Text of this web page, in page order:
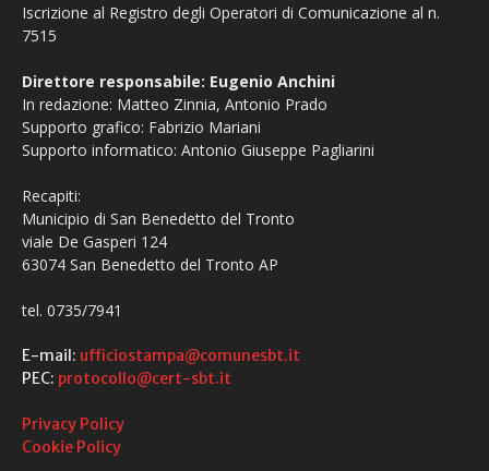
Iscrizione al Registro degli Operatori di Comunicazione al n.
7515
Direttore responsabile: Eugenio Anchini
In redazione: Matteo Zinnia, Antonio Prado
Supporto grafico: Fabrizio Mariani
Supporto informatico: Antonio Giuseppe Pagliarini
Recapiti:
Municipio di San Benedetto del Tronto
viale De Gasperi 124
63074 San Benedetto del Tronto AP
tel. 0735/7941
E-mail: ufficiostampa@comunesbt.it
PEC: protocollo@cert-sbt.it
Privacy Policy
Cookie Policy